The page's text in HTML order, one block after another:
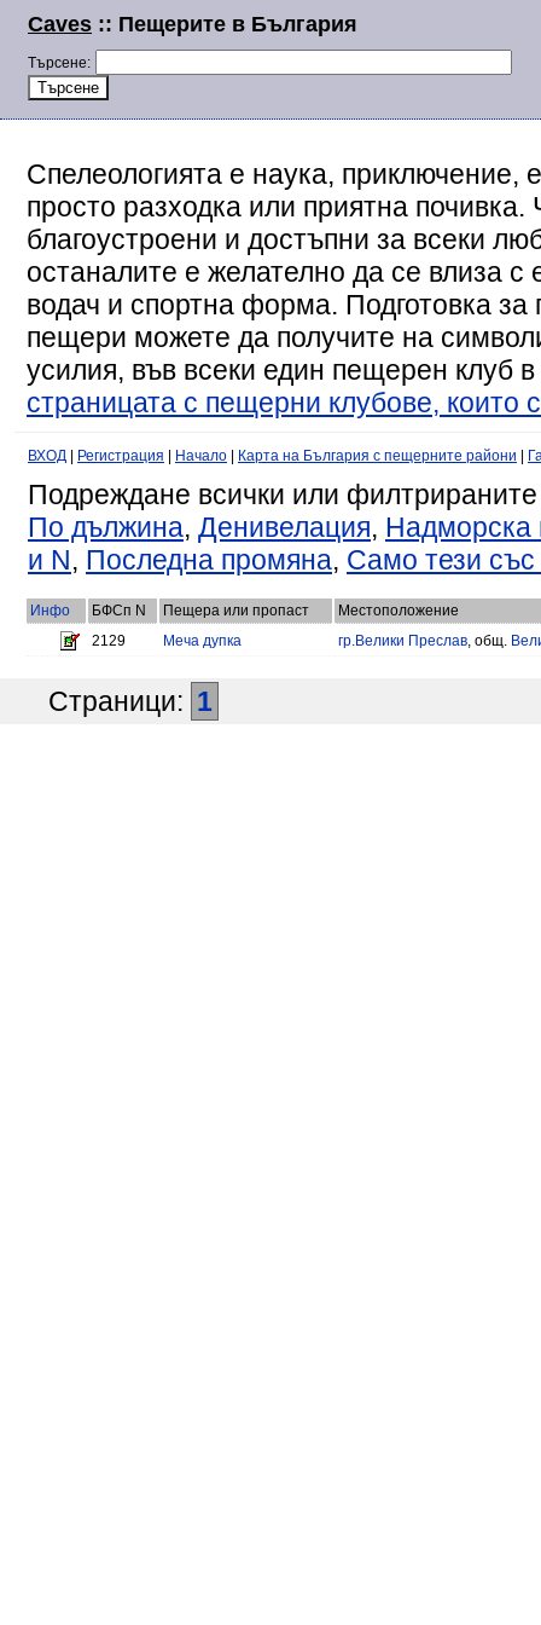
Caves :: Пещерите в България
Търсене:
Спелеологията е наука, приключение,
просто разходка или приятна
благоустроени и достъпни за всеки
останалите е желателно да се влиза
водач и спортна форма. Подготовка за
пещери можете да получите на
усилия, във всеки един пещерен клуб
страницата с пещерни клубове, които
ВХОД Регистрация Начало Карта на България с пещерните райони
Подреждане всички или
По дължина, Денивелация, Надморска
и N, Последна промяна, Само тези
Инфо БФСп N Пещера или пропаст
Местоположение
2129
Меча дупка гр.Велики Преслав, общ.
Страници: 1